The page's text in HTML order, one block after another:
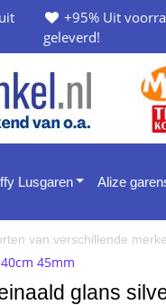
+95% Uit
geleverd!
Lusgaren Alize
van verschillende
45mm
glans